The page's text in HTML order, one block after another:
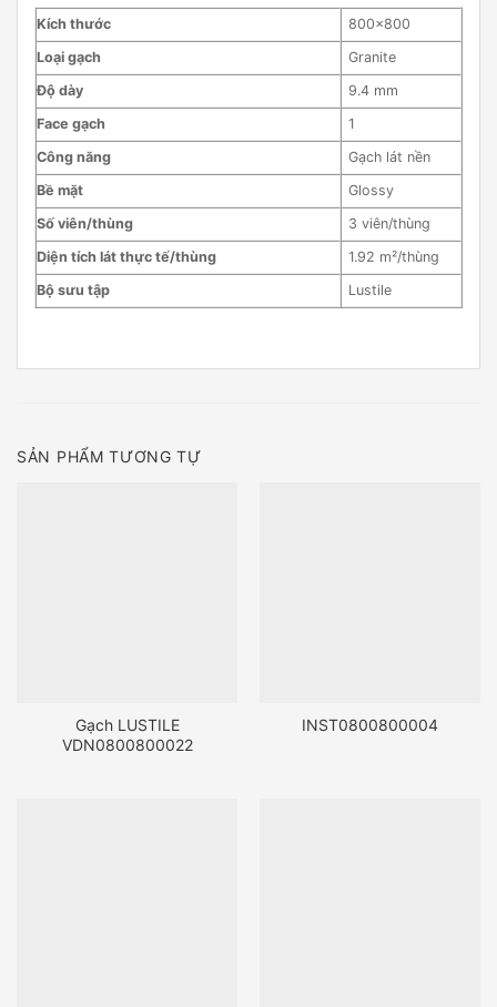
Kích thước
800×800
Loại gạch
Granite
Độ dày
9.4 mm
Face gạch
1
Công năng
Gạch lát nền
Bề mặt
Glossy
Số viên/thùng
3 viên/thùng
Diện tích lát thực tế/thùng
1.92 m²/thùng
Bộ sưu tập
Lustile
SẢN PHẨM TƯƠNG TỰ
Gạch LUSTILE
VDN0800800022
INST0800800004